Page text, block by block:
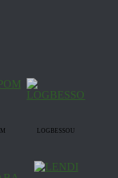
LOGBESSOU